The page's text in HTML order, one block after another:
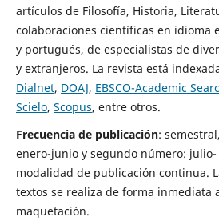
artículos de Filosofía, Historia,
colaboraciones científicas en idioma
y portugués, de especialistas de
y extranjeros. La revista está
Dialnet, DOAJ, EBSCO-Academic
Scielo, Scopus, entre otros.
Frecuencia de publicación:
enero-junio y segundo número:
modalidad de publicación continua.
textos se realiza de forma inmediata
maquetación.